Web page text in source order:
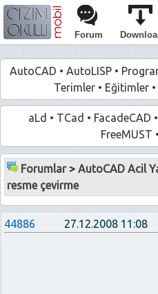
Forum
AutoCAD • AutoLISP •
Terimler • Eğitimler •
aLd • TCad • FacadeCAD •
FreeMUST •
Forumlar>AutoCAD Acil
resme çevirme
44886 27.12.2008 11:08